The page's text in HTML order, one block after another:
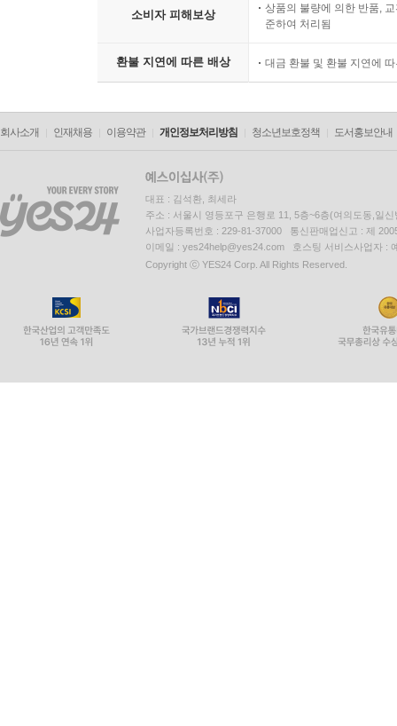
소비자 피해보상
상품의 불량에 의한 반품,
준하여 처리됨
환불 지연에 따른 배상 대금 환불 및 환불 지연에
회사소개 인재채용 이용약관 개인정보처리방침 청소년보호정책 도서홍보안내
대표 : 김석환, 최세라
주소 : 서울시 영등포구 은행로 11, 5층~6층(여의도동,일신
사업자등록번호 : 229-81-37000 통신판매업신고 : 제
이메일 : yes24help@yes24.com 호스팅 서비스사업자 :
Copyright ⓒ YES24 Corp. All Rights Reserved.